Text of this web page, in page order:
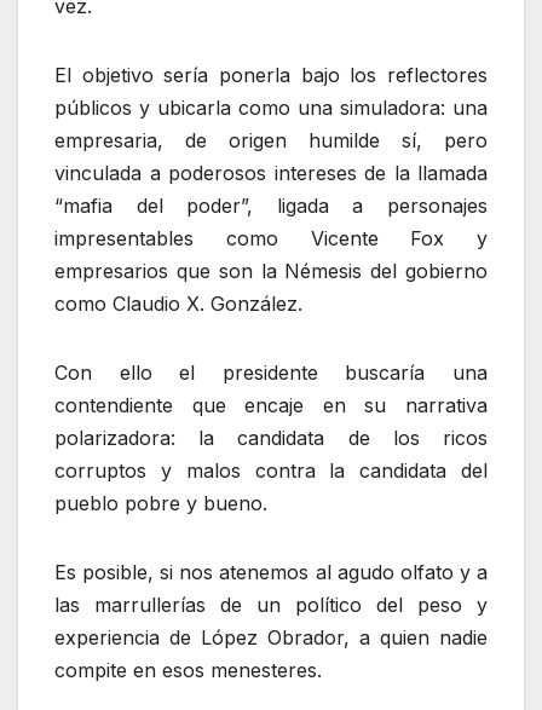
vez.
El objetivo sería ponerla bajo los reflectores
públicos y ubicarla como una simuladora: una
empresaria, de origen humilde sí, pero
vinculada a poderosos intereses de la llamada
“mafia del poder”, ligada a personajes
impresentables como Vicente Fox y
empresarios que son la Némesis del gobierno
como Claudio X. González.
Con ello el presidente buscaría una
contendiente que encaje en su narrativa
polarizadora: la candidata de los ricos
corruptos y malos contra la candidata del
pueblo pobre y bueno.
Es posible, si nos atenemos al agudo olfato y a
las marrullerías de un político del peso y
experiencia de López Obrador, a quien nadie
compite en esos menesteres.